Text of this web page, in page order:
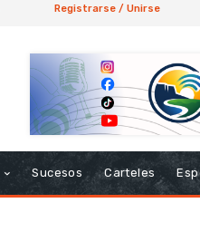
Registrarse / Unirse
Sucesos Carteles